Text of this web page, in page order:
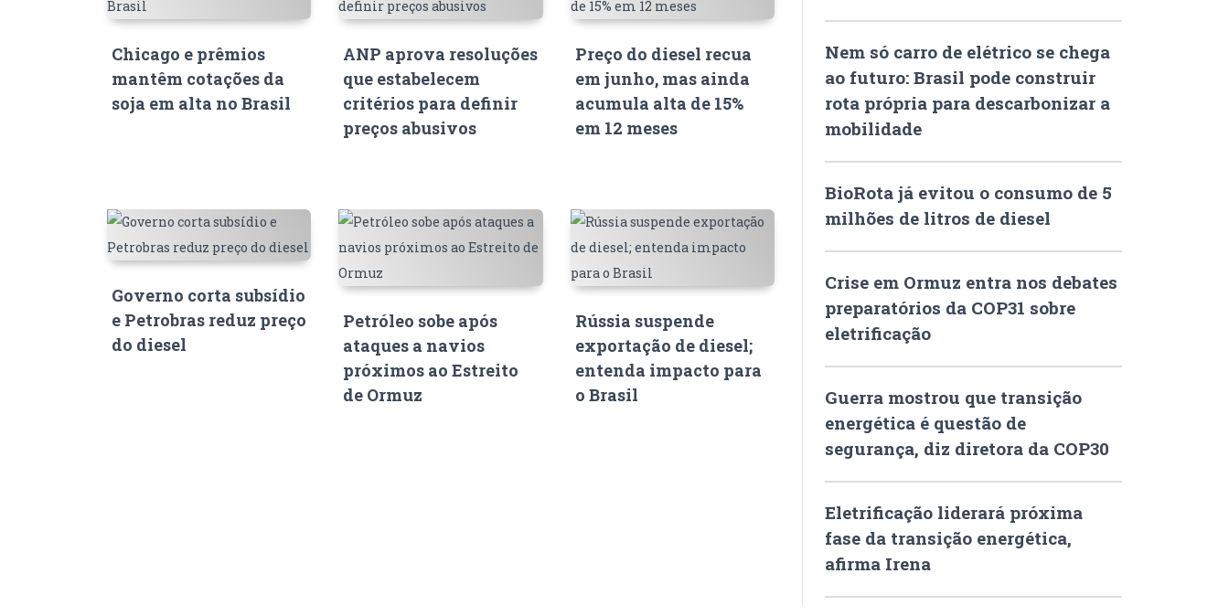
Chicago e prêmios
mantêm cotações da
soja em alta no Brasil
ANP aprova resoluções
que estabelecem
critérios para definir
preços abusivos
Preço do diesel recua
em junho, mas ainda
acumula alta de 15%
em 12 meses
Governo corta subsídio
e Petrobras reduz preço
do diesel
Petróleo sobe após
ataques a navios
próximos ao Estreito
de Ormuz
Rússia suspende
exportação de diesel;
entenda impacto para
o Brasil
Nem só carro de elétrico se chega
ao futuro: Brasil pode construir
rota própria para descarbonizar a
mobilidade
BioRota já evitou o consumo de 5
milhões de litros de diesel
Crise em Ormuz entra nos debates
preparatórios da COP31 sobre
eletrificação
Guerra mostrou que transição
energética é questão de
segurança, diz diretora da COP30
Eletrificação liderará próxima
fase da transição energética,
afirma Irena